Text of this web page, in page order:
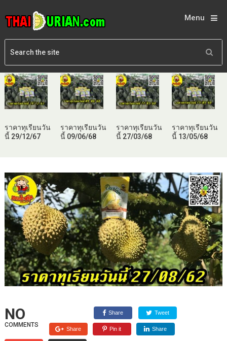
Menu
ราคาทุเรียนวัน
นี้ 29/12/67
ราคาทุเรียนวัน
นี้ 09/06/68
ราคาทุเรียนวัน
นี้ 27/03/68
ราคาทุเรียนวัน
นี้ 13/05/68
NO
COMMENTS
Share Tweet
Share Pin it Share